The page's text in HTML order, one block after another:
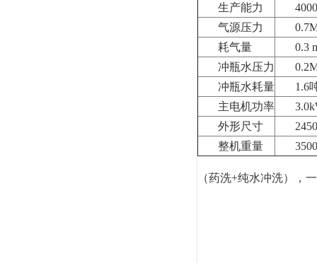
生产能力
气源压力
耗气量
0.3
冲瓶水压力
冲瓶水耗量
1.6
主电机功率
外形尺寸
整机重量
（药洗+纯水冲洗），